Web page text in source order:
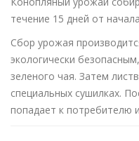
течение 15 дней от
Сбор урожая
экологически
зеленого чая. Затем
специальных сушилках.
попадает к потребителю